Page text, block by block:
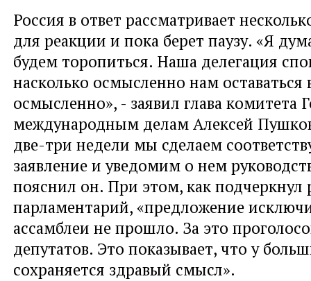
Россия в ответ рассматривает
для реакции и пока берет паузу. «Я
будем торопиться. Наша делегация
насколько осмысленно нам
осмысленно», - заявил глава комитета
международным делам Алексей
две-три недели мы сделаем
заявление и уведомим о нем
пояснил он. При этом, как подчеркнул
парламентарий, «предложение
ассамблеи не прошло. За это
депутатов. Это показывает, что у
сохраняется здравый смысл».